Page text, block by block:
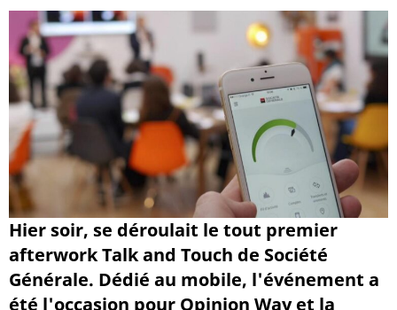
Hier soir, se déroulait le tout premier
afterwork Talk and Touch de Société
Générale. Dédié au mobile, l'événement a
été l'occasion pour Opinion Way et la